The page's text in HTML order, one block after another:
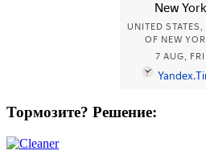
Тормозите? Решение: